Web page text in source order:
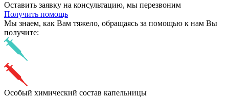
Оставить заявку на консультацию, мы перезвоним
Получить помощь
Мы знаем, как Вам тяжело, обращаясь за помощью к нам Вы
получите:
Особый химический состав капельницы